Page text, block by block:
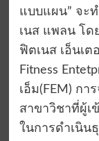
แบบแผน” จะ
เนส แพลน โด
ฟิตเนส เอ็นเต
Fitness
เอ็ม(FEM) ก
สาขาวิชาที่ผู้เ
ในการดำเนิน